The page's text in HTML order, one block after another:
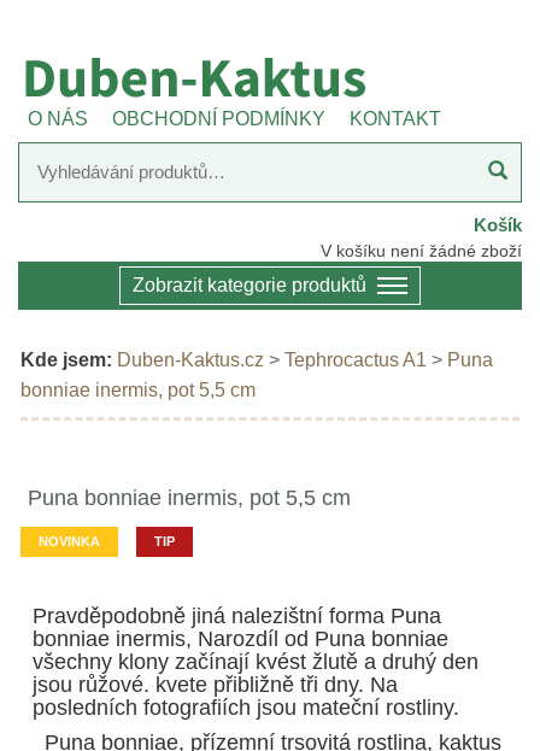
O NÁS OBCHODNÍ PODMÍNKY KONTAKT
Košík
V košíku není žádné zboží
Zobrazit kategorie produktů
Kde jsem: Duben-Kaktus.cz > Tephrocactus A1 > Puna
bonniae inermis, pot 5,5 cm
Puna bonniae inermis, pot 5,5 cm
NOVINKA TIP
Pravděpodobně jiná nalezištní forma Puna
bonniae inermis, Narozdíl od Puna bonniae
všechny klony začínají kvést žlutě a druhý den
jsou růžové. kvete přibližně tři dny. Na
posledních fotografiích jsou mateční rostliny.
Puna bonniae, přízemní trsovitá rostlina, kaktus